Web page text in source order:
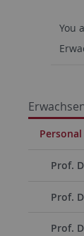
You
Personal
Prof.
Prof.
Prof.